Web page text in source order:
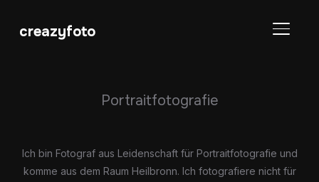
creazyfoto
Portraitfotografie
Ich bin Fotograf aus Leidenschaft für Portraitfotografie und
komme aus dem Raum Heilbronn. Ich fotografiere nicht für